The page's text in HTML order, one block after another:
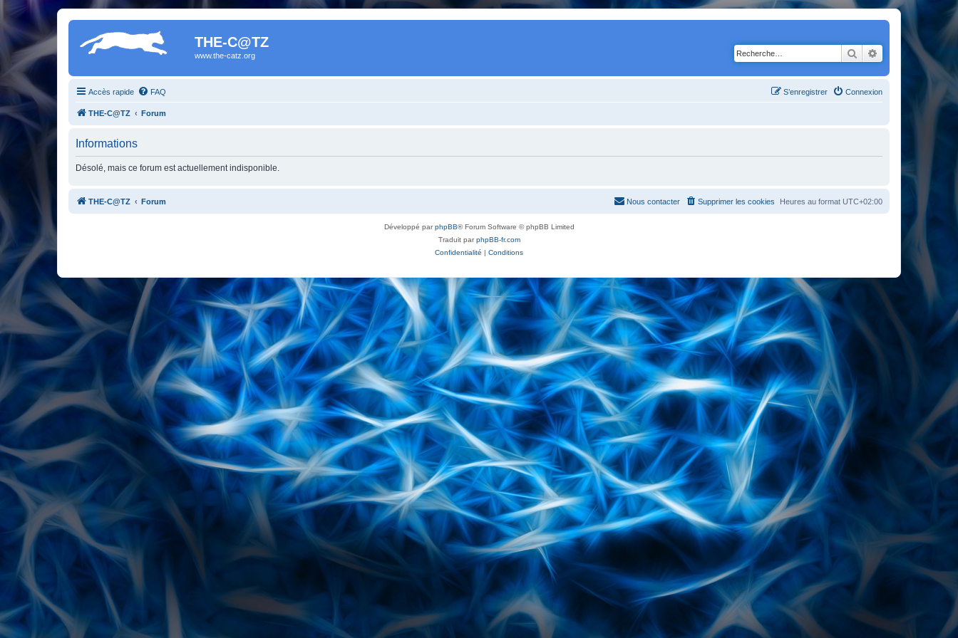
THE-C@TZ
www.the-catz.org RechercherRecherche
Accès rapide FAQ Connexion
S’enregistrer
THE-C@TZ Forum
Informations
Désolé, mais ce forum est actuellement indisponible.
THE-C@TZ Forum Heures au format UTC+02:00
Supprimer les cookies
Nous contacter
Développé parphpBB® Forum Software © phpBB Limited
Traduit parphpBB-fr.com
Confidentialité | Conditions